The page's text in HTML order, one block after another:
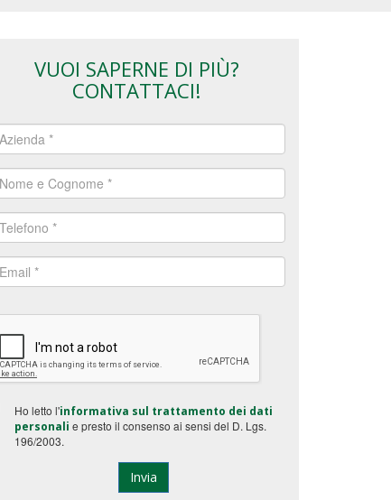
VUOI SAPERNE DI PIÙ?
CONTATTACI!
Ho letto l'informativa sul trattamento dei dati
personali e presto il consenso ai sensi del D. Lgs.
196/2003.
Invia